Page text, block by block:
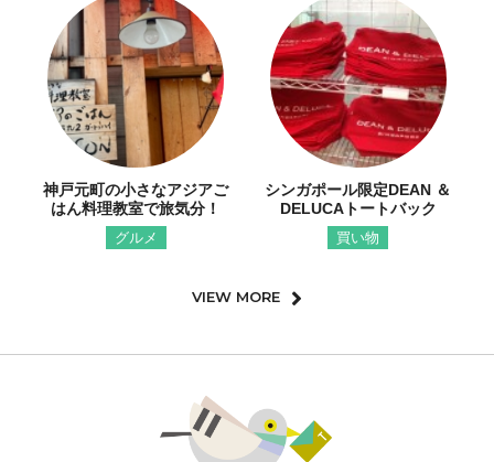
神戸元町の小さなアジアご
はん料理教室で旅気分！
グルメ
シンガポール限定DEAN ＆
DELUCAトートバック
買い物
VIEW MORE